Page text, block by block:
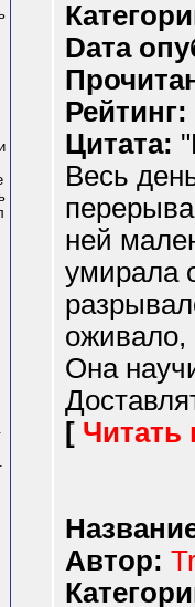
Dата
Рейтинг:
Цитата:
Весь
ней
умирала
оживало,
Она
[ Читать
Автор: